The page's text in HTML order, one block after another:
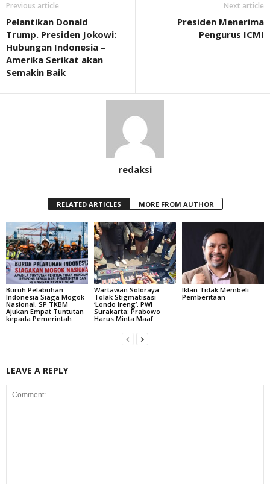
Previous article
Pelantikan Donald
Trump. Presiden Jokowi:
Hubungan Indonesia –
Amerika Serikat akan
Semakin Baik
Next article
Presiden Menerima
Pengurus ICMI
redaksi
RELATED ARTICLES MORE FROM AUTHOR
Buruh Pelabuhan
Indonesia Siaga Mogok
Nasional, SP TKBM
Ajukan Empat Tuntutan
kepada Pemerintah
Wartawan Soloraya
Tolak Stigmatisasi
‘Londo Ireng’, PWI
Surakarta: Prabowo
Harus Minta Maaf
Iklan Tidak Membeli
Pemberitaan
LEAVE A REPLY